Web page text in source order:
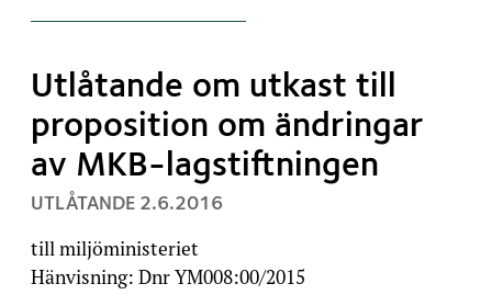
Utlåtande om utkast till
proposition om ändringar
av MKB-lagstiftningen
UTLÅTANDE , PUBLICERAT:
2.6.2016
till miljöministeriet
Hänvisning: Dnr YM008:00/2015